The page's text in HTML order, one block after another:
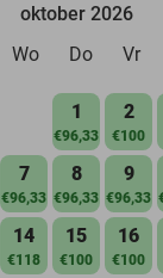
oktober 2026
Wo Do Vr
1
€96,33
2
€100
7
€96,33
8
€96,33
9
€96,33
14
€118
15
€100
16
€100